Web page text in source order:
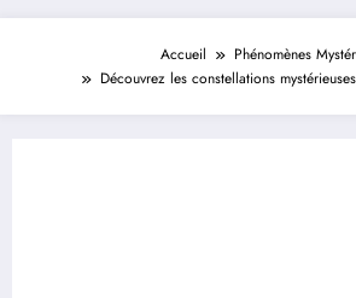
Accueil
Phénomènes
Découvrez les constellations